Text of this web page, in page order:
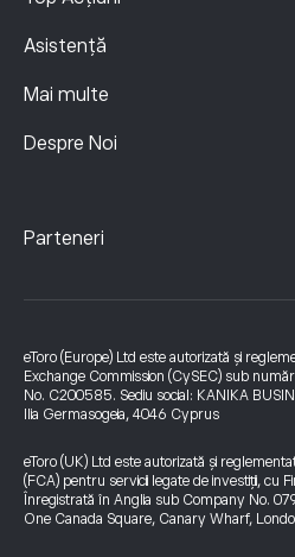
Asistență
Mai multe
Despre Noi
Parteneri
eToro (Europe) Ltd este autorizată și
Exchange Commission (CySEC) sub
No. C200585. Sediu social: KANIKA
Ilia Germasogeia, 4046 Cyprus
eToro (UK) Ltd este autorizată și
(FCA) pentru servicii legate de investiții,
Înregistrată în Anglia sub Company No.
One Canada Square, Canary Wharf,